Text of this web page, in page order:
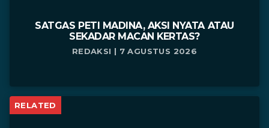
SATGAS PETI MADINA, AKSI NYATA ATAU
SEKADAR MACAN KERTAS?
REDAKSI | 7 AGUSTUS 2026
RELATED